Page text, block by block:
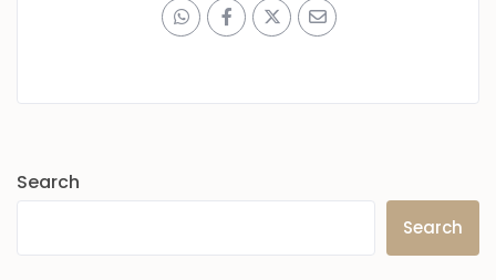
Search
Search